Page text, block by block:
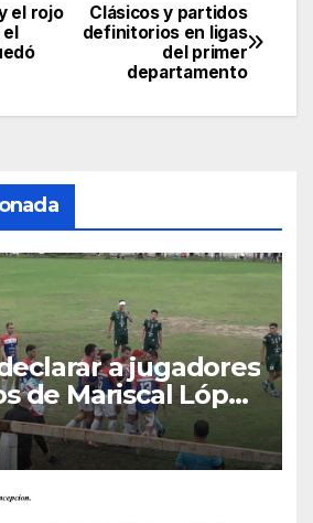
Clásicos y partidos
definitorios en ligas
del primer
departamento
el rojo
el
a jugadores
de Mariscal López
del club